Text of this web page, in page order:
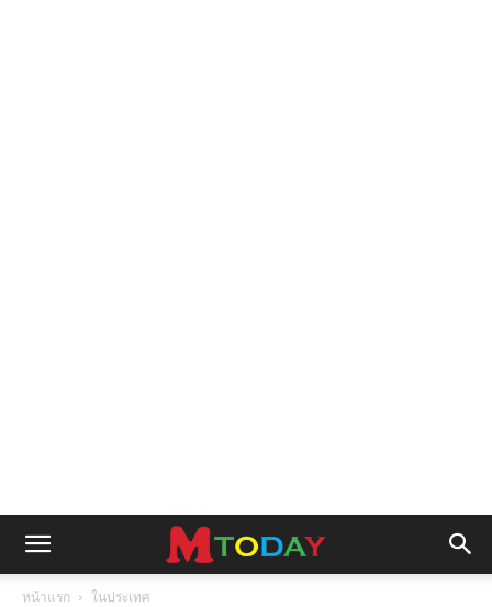
หน้าแรก ในประเทศ